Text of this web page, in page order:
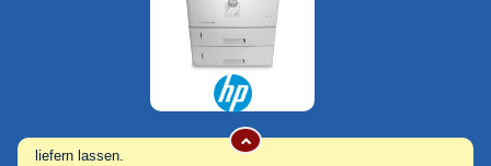
Jetzt originale & kompatible HP LaserJet
Enterprise M 605 Series Toner
Sparsando kaufen.
Den Druckerhersteller und das Druckermodell auf Sparsando.de
auswählen und unkompliziert von zu Hause aus bestellen und
liefern lassen.